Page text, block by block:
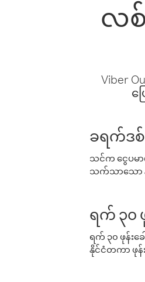
လစ်
Viber
ပ
ခရက်ဒစ်
သင်က ငွေပမ
သက်သာသော နှု
ရက် ၃၀
ရက် ၃၀ ဖုန်း
နိုင်ငံတကာ ဖုန်